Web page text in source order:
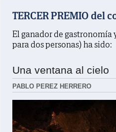
TERCER PREMIO del
El ganador de gastronomía
para dos personas) ha sido:
Una ventana al cielo
PABLO PEREZ HERRERO